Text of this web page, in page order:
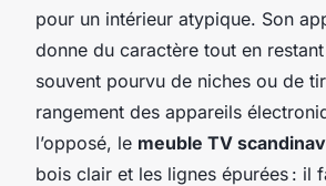
pour un intérieur atypique. Son
donne du caractère tout en
souvent pourvu de niches ou de
rangement des appareils
l’opposé, le meuble TV
bois clair et les lignes épurées : il